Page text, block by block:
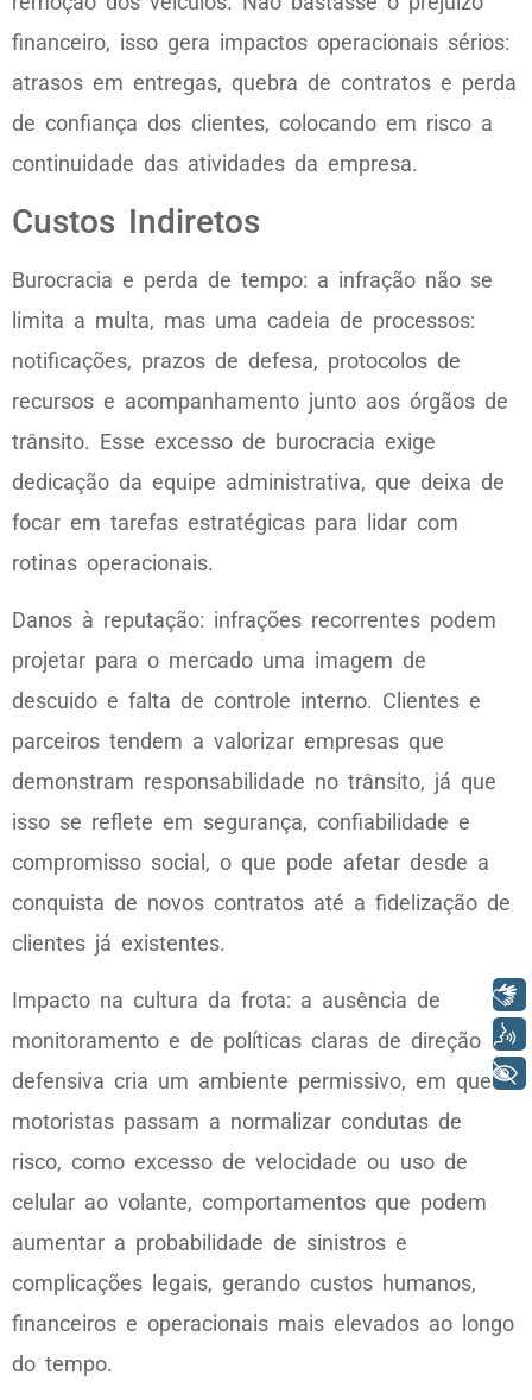
financeiro, isso gera impactos operacionais sérios:
atrasos em entregas, quebra de contratos e perda
de confiança dos clientes, colocando em risco a
continuidade das atividades da empresa.
Custos Indiretos
Burocracia e perda de tempo: a infração não se
limita a multa, mas uma cadeia de processos:
notificações, prazos de defesa, protocolos de
recursos e acompanhamento junto aos órgãos de
trânsito. Esse excesso de burocracia exige
dedicação da equipe administrativa, que deixa de
focar em tarefas estratégicas para lidar com
rotinas operacionais.
Danos à reputação: infrações recorrentes podem
projetar para o mercado uma imagem de
descuido e falta de controle interno. Clientes e
parceiros tendem a valorizar empresas que
demonstram responsabilidade no trânsito, já que
isso se reflete em segurança, confiabilidade e
compromisso social, o que pode afetar desde a
conquista de novos contratos até a fidelização de
clientes já existentes.
Impacto na cultura da frota: a ausência de
monitoramento e de políticas claras de direção
defensiva cria um ambiente permissivo, em que
motoristas passam a normalizar condutas de
risco, como excesso de velocidade ou uso de
celular ao volante, comportamentos que podem
aumentar a probabilidade de sinistros e
complicações legais, gerando custos humanos,
financeiros e operacionais mais elevados ao longo
do tempo.
Libras
Voz
+ Acessibilidade